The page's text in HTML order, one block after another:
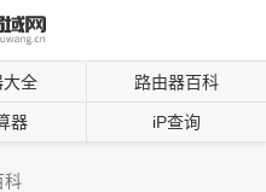
大全 路由器百科
器 iP查询
科